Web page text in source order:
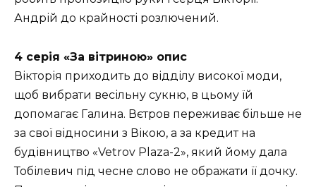
Андрій до крайності розлючений.
4 серія «За вітриною» опис
Вікторія приходить до відділу високої моди,
щоб вибрати весільну сукню, в цьому їй
допомагає Галина. Вєтров переживає більше не
за свої відносини з Вікою, а за кредит на
будівництво «Vetrov Plaza-2», який йому дала
Тобілевич під чесне слово не ображати її дочку.